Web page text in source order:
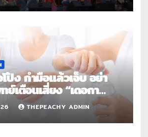
ป้ง กำมือแล้วเจ็บ อย่า
ย์เตือนเสี่ยง “เดอกา
อกหุ้มเอ็นอักเสบจากการ
THEPEACHY ADMIN